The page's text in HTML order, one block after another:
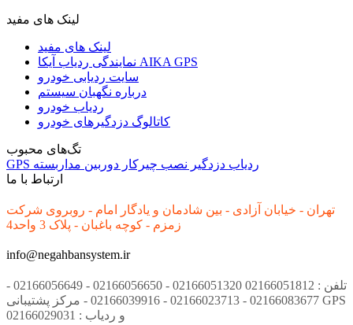
لینک های مفید
لینک های مفید
نمایندگی ردیاب آیکا AIKA GPS
سایت ردیابی خودرو
درباره نگهبان سیستم
ردیاب خودرو
کاتالوگ دزدگیرهای خودرو
تگ‌های محبوب
GPS
ردیاب دزدگیر نصب چیرکار دوربین مداربسته
ارتباط با ما
تهران - خیابان آزادی - بین شادمان و یادگار امام - روبروی شرکت
زمزم - کوچه باغبان - پلاک 3 واحد4
info@negahbansystem.ir
تلفن : 02166051812 02166051320 - 02166056650 - 02166056649 -
02166083677 - 02166023713 - 02166039916 - مرکز پشتیبانی GPS
و ردیاب : 02166029031